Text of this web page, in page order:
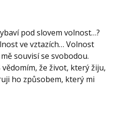
pod slovem volnost…?
ve vztazích… Volnost
souvisí se svobodou.
vědomím, že život, který žiju,
ho způsobem, který mi